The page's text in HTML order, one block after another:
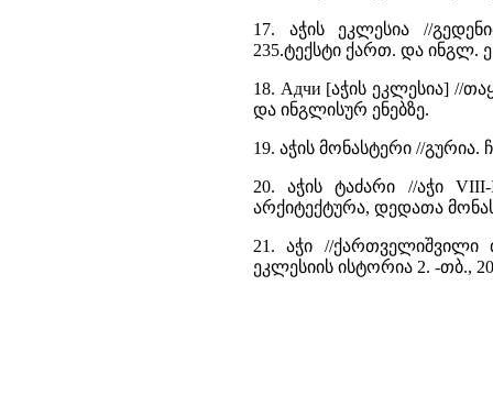
17. აჭის ეკლესია //
235.ტექსტი ქართ. და ინგლ.
18. Адчи [აჭის ეკლესია] //
და ინგლისურ ენებზე.
19. აჭის მონასტერი //გურია.
20. აჭის ტაძარი //აჭი
არქიტექტურა, დედათა
21. აჭი //ქართველიშვილი
ეკლესიის ისტორია 2. -თბ.,